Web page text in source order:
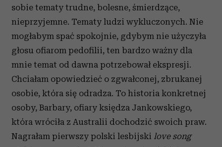
sobie tematy trudne, bolesne, śmierdzące,
nieprzyjemne. Tematy ludzi wykluczonych. Nie
mogłabym spać spokojnie, gdybym nie użyczyła
głosu ofiarom pedofilii, ten bardzo ważny dla
mnie temat od dawna potrzebował ekspresji.
Chciałam opowiedzieć o zgwałconej, zbrukanej
osobie, która się odradza. To historia konkretnej
osoby, Barbary, ofiary księdza Jankowskiego,
która wróciła z Australii dochodzić swoich praw.
Nagrałam pierwszy polski lesbijski love song